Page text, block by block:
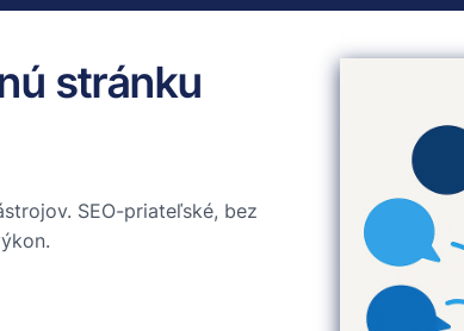
stránku
SEO-priateľské, bez